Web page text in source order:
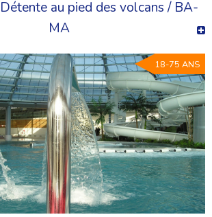
au pied des volcans / BA-
MA
18-75 ANS